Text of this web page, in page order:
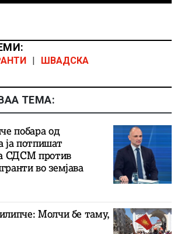
ШВАДСКА
ТЕМА:
побара од
ја потпишат
СДСМ против
во земјава
Молчи бе таму,